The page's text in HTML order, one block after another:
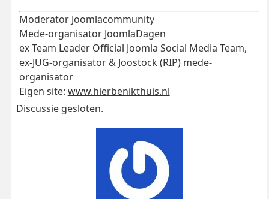
Moderator Joomlacommunity
Mede-organisator JoomlaDagen
ex Team Leader Official Joomla Social Media Team,
ex-JUG-organisator & Joostock (RIP) mede-
organisator
Eigen site: www.hierbenikthuis.nl
Discussie gesloten.